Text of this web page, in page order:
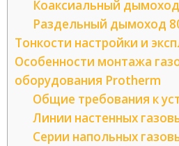
Коаксиальный
Раздельный дымоход
Тонкости настройки и
Особенности монтажа
оборудования Protherm
Общие требования к
Линии настенных
Серии напольных